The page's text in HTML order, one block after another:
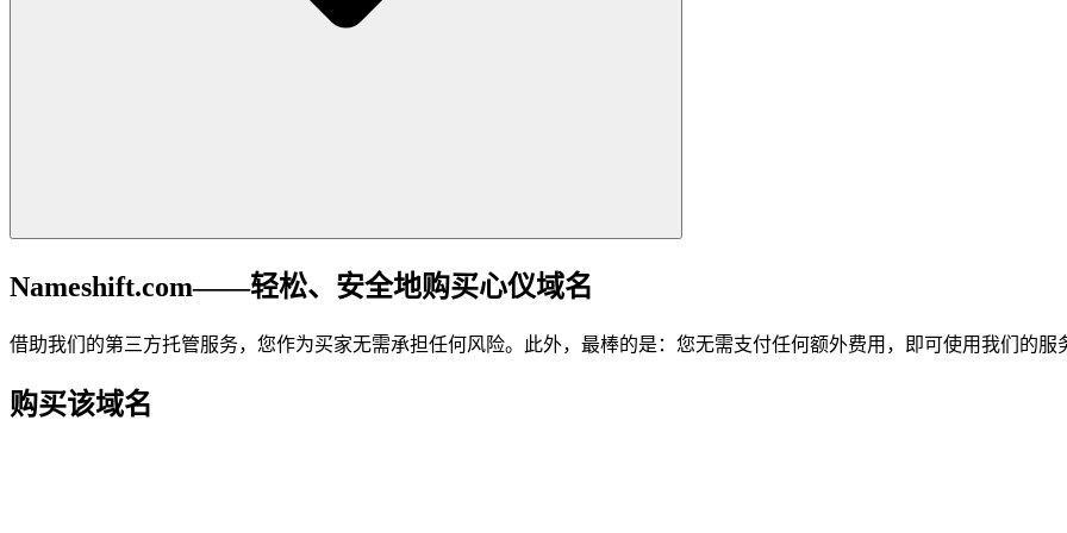
Nameshift.com——轻松、安全地购买心仪域名
借助我们的第三方托管服务，您作为买家无需承担任何风险。此外，最棒的是：您无需支付任何额外费用，即可使用我们的服
购买该域名